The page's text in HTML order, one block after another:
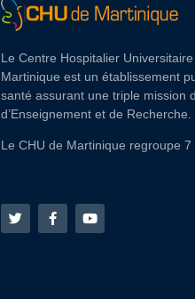
Le Centre Hospitalier
Martinique est un établissement
santé assurant une triple mission
d’Enseignement et de Recherche.
Le CHU de Martinique regroupe 7